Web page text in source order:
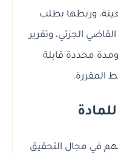
وربطها بطلب
الجزئي، وتقرير
محددة قابلة
المقررة.
81 أثر عملي مهم في مجال التحقيق